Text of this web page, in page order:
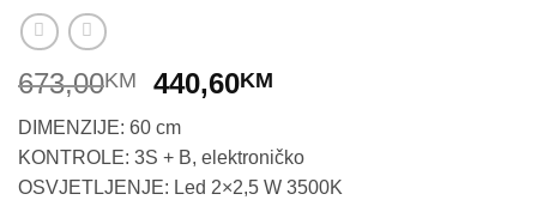
673,00KM
Original
was:
673,00KM.
440,60KM
is:
440,60KM.
DIMENZIJE: 60 cm
KONTROLE: 3S + B, elektroničko
OSVJETLJENJE: Led 2×2,5 W 3500K